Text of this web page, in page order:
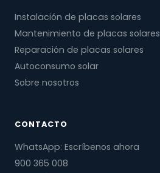
Instalación de placas solares
Mantenimiento de placas solares
Reparación de placas solares
Autoconsumo solar
Sobre nosotros
CONTACTO
WhatsApp: Escríbenos ahora
900 365 008